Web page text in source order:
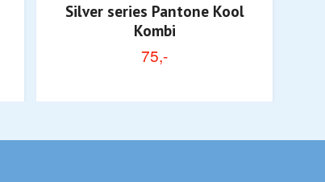
Silver series Pantone Kool
Kombi
75,-